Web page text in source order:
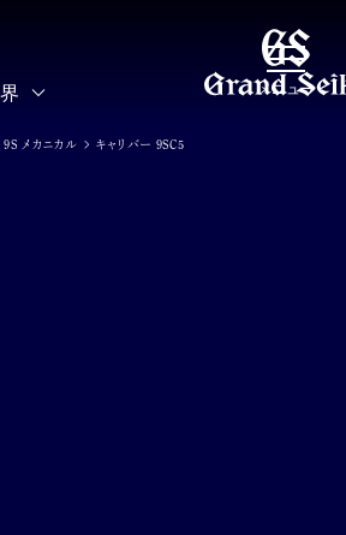
メニュー
9S メカニカル キャリバー 9SC5